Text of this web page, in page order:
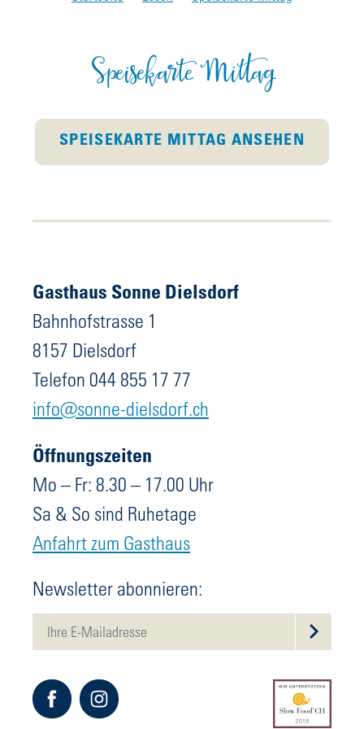
Speisekarte Mittag
SPEISEKARTE MITTAG ANSEHEN
Gasthaus Sonne Dielsdorf
Bahnhofstrasse 1
8157 Dielsdorf
Telefon 044 855 17 77
info@sonne-dielsdorf.ch
Öffnungszeiten
Mo – Fr: 8.30 – 17.00 Uhr
Sa & So sind Ruhetage
Anfahrt zum Gasthaus
Newsletter abonnieren: